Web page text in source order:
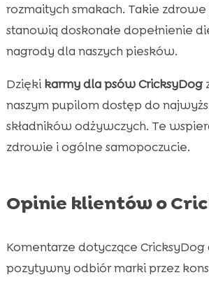
rozmaitych smakach. Takie
stanowią doskonałe dopełnienie
nagrody dla naszych piesków.
Dzięki karmy dla psów CricksyDog
naszym pupilom dostęp do
składników odżywczych. Te
zdrowie i ogólne samopoczucie.
Opinie klientów o
Komentarze dotyczące CricksyDog
pozytywny odbiór marki przez